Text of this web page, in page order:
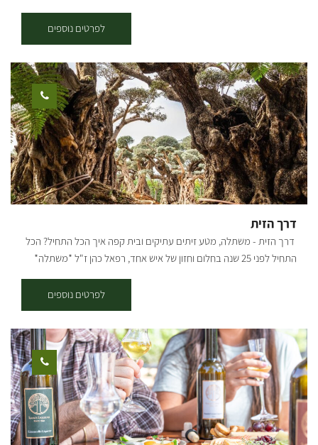
שמגיע מהקצבייה והמפעל המשפחתי "אחים דובקין" וירקות, בירות וחומרי
גלם מקומיים תוצרת המושב והעוטף. בתפריט משתנה לאירועים בו תוכלו
למצוא: המבורגר הבית, עראייס, אסאדו מפורק, שניצל בחלה, ציפס, סלט
מקומי, מלבי, קוקטיילים, בירות מהעוטף ויין מהנגב. מתחום הפודטראק
פעיל בתיאום מראש לאירוח לקבוצות, אירועים פרטיים ועסקיים בלבד.
לפרטים נוספים
דרך הזית
דרך הזית - משתלה, מטע זיתים עתיקים ובית קפה איך הכל התחיל? הכל
התחיל לפני 25 שנה בחלום וחזון של איש אחד, רפאל כהן ז"ל *משתלה*
תמיר שהיה אחרי שירות צבאי לנהל את המשתלה. עם חזון ואמונה הקים
תמיר משתלה שמגדלת צמחים ומשווקת למשתלות בכל רחבי הארץ.. לפני
כשמונה שנים כאשר רצה לקנות עץ זית לביתו, פיתח תמיר אהבה לעצי
הזית, והחל באוסף עצי הזית, שהפך לאוסף הגדול בארץ! עם התפרצות
הקורונה החליט תמיר לפתוח את משתלת הבוטיק ״דרך הזית״ שבמרכזה
בית קפה, בו ניתן להנות ממגוון ארוחות, כמו ארוחות בוקר, פיצות, פוקצ’ות,
טוסטים, סלטים וכו׳.. קיימים אצלנו מגוון גדול של עצים בוגרים
וצעירים-ליצ'י מנגו אבוקדו ועוד שפע רב של עצי פרי. במטע זיתים ישנן
פינות חמד לישיבה, לבילוי זוגי או משפחתי. אפשר לאסוף מבית הקפה שלנו
לפרטים נוספים